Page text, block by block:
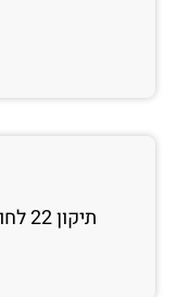
תיקון 22 לחוק שוויון הזדמנויות בעבודה